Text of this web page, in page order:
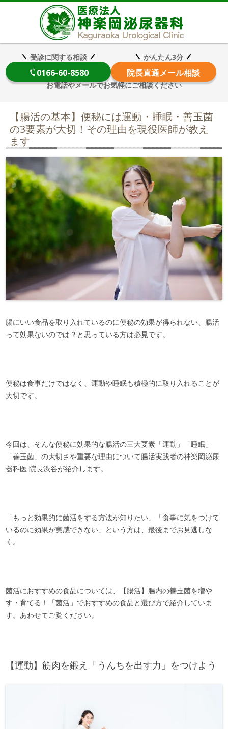
受診に関する相談
0166-60-8580
かんたん3分
院長直通メール相談
お電話やメールでお気軽にご相談ください
【腸活の基本】便秘には運動・睡眠・善玉菌
の3要素が大切！その理由を現役医師が教え
ます
腸にいい食品を取り入れているのに便秘の効果が得られない、腸活
って効果ないのでは？と思っている方は必見です。
便秘は食事だけではなく、運動や睡眠も積極的に取り入れることが
大切です。
今回は、そんな便秘に効果的な腸活の三大要素「運動」「睡眠」
「善玉菌」の大切さや重要な理由について腸活実践者の神楽岡泌尿
器科医 院長渋谷が紹介します。
「もっと効果的に菌活をする方法が知りたい」「食事に気をつけて
いるのに効果が実感できない」という方は、最後までお見逃しな
く。
菌活におすすめの食品については、【腸活】腸内の善玉菌を増や
す・育てる！「菌活」でおすすめの食品と選び方で紹介していま
す。あわせてご覧ください。
【運動】筋肉を鍛え「うんちを出す力」をつけよう